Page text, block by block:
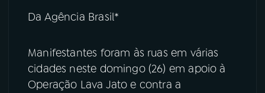
ACOMPANHE A RÁDIO NACIONAL
Da Agência Brasil*
Manifestantes foram às ruas em várias
cidades neste domingo (26) em apoio à
Operação Lava Jato e contra a